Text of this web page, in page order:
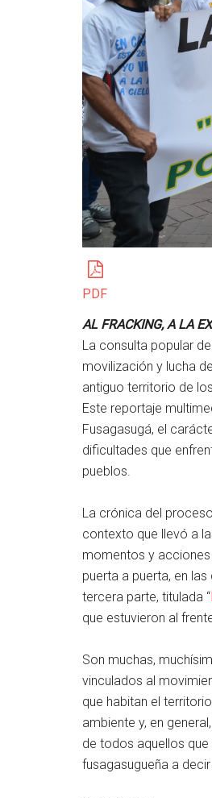
PDF
AL FRACKING, A LA
La consulta popular
movilización y lucha
antiguo territorio de
Este reportaje
Fusagasugá, el
dificultades que
pueblos.
La crónica del
contexto que llevó a
momentos y acciones
puerta a puerta, en
tercera parte, titulada “
que estuvieron al
Son muchas,
vinculados al
que habitan el
ambiente y, en
de todos aquellos
fusagasugueña a